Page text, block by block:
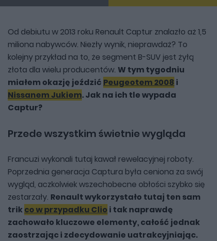
Od debiutu w 2013 roku Renault Captur znalazło aż 1,5
miliona nabywców. Niezły wynik, nieprawdaż? To
kolejny przykład na to, że segment B-SUV jest żyłą
złota dla wielu producentów. W tym tygodniu
miałem okazję jeździć Peugeotem 2008 i
Nissanem Jukiem. Jak na ich tle wypada
Captur?
Przede wszystkim świetnie wygląda
Francuzi wykonali tutaj kawał rewelacyjnej roboty.
Poprzednia generacja Captura była ceniona za swój
wygląd, aczkolwiek wszechobecne obłości szybko się
zestarzały. Renault wykorzystało tutaj ten sam
trik co w przypadku Clio i tak naprawdę
zachowało kluczowe elementy, całość jednak
zaostrzając i zdecydowanie uatrakcyjniając.